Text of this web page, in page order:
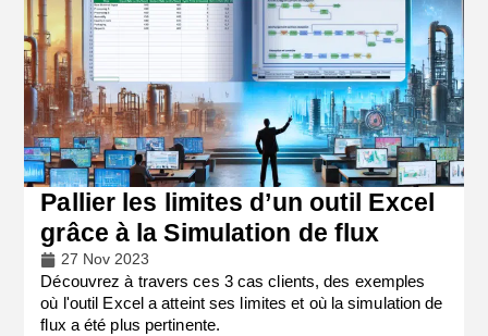
Pallier les limites d’un outil Excel
grâce à la Simulation de flux
27 Nov 2023
Découvrez à travers ces 3 cas clients, des exemples
où l'outil Excel a atteint ses limites et où la simulation de
flux a été plus pertinente.